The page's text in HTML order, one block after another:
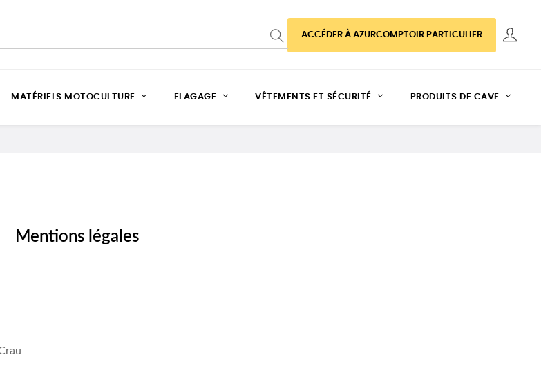
ACCÉDER À AZURCOMPTOIR PARTICULIER
MATÉRIELS MOTOCULTURE ELAGAGE VÊTEMENTS ET SÉCURITÉ PRODUITS DE CAVE
Mentions légales